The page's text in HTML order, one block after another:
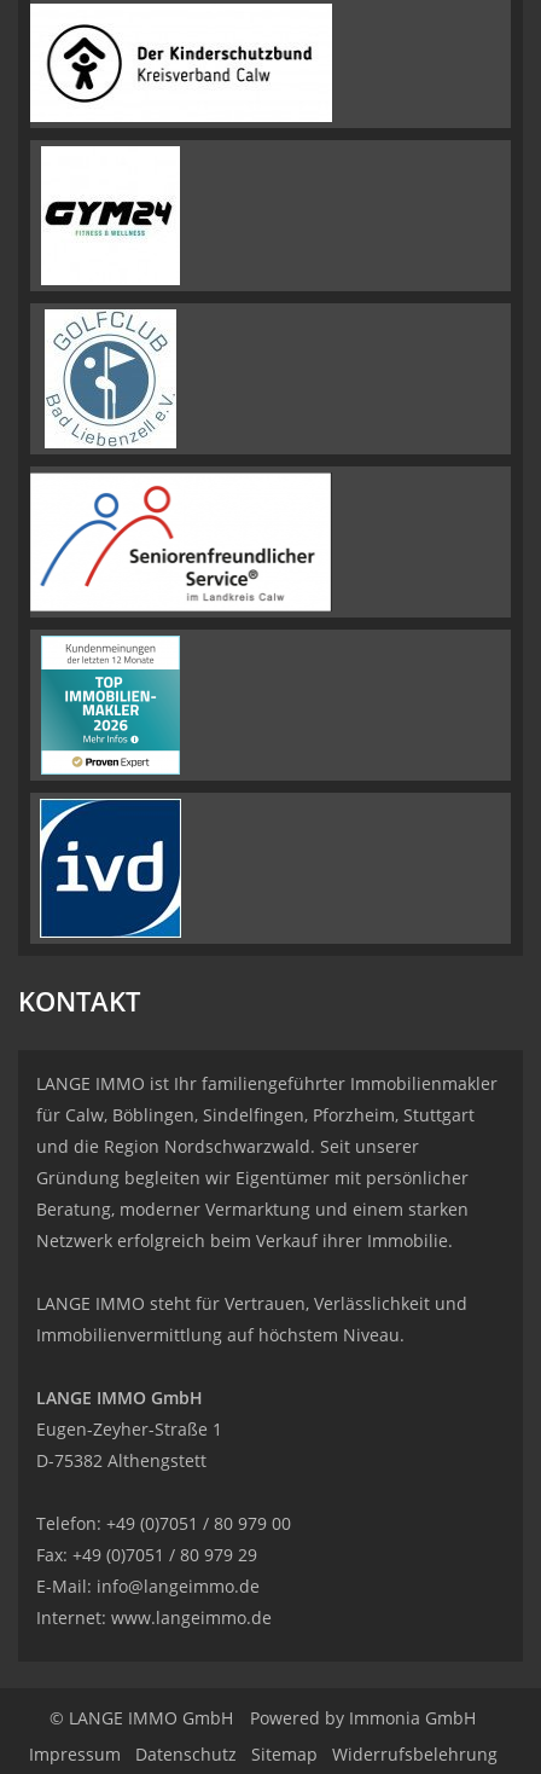
KONTAKT
LANGE IMMO ist Ihr familiengeführter Immobilienmakler
für Calw, Böblingen, Sindelfingen, Pforzheim, Stuttgart
und die Region Nordschwarzwald. Seit unserer
Gründung begleiten wir Eigentümer mit persönlicher
Beratung, moderner Vermarktung und einem starken
Netzwerk erfolgreich beim Verkauf ihrer Immobilie.
LANGE IMMO steht für Vertrauen, Verlässlichkeit und
Immobilienvermittlung auf höchstem Niveau.
LANGE IMMO GmbH
Eugen-Zeyher-Straße 1
D-75382 Althengstett
Telefon: +49 (0)7051 / 80 979 00
Fax: +49 (0)7051 / 80 979 29
E-Mail: info@langeimmo.de
Internet: www.langeimmo.de
© LANGE IMMO GmbH
Powered by Immonia GmbH
Impressum
Datenschutz Sitemap Widerrufsbelehrung